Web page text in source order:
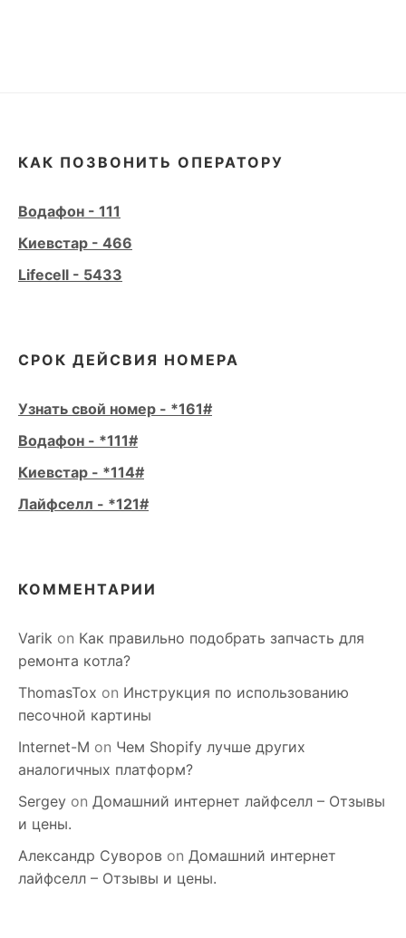
КАК ПОЗВОНИТЬ ОПЕРАТОРУ
Водафон - 111
Киевстар - 466
Lifecell - 5433
СРОК ДЕЙСВИЯ НОМЕРА
Узнать свой номер - *161#
Водафон - *111#
Киевстар - *114#
Лайфселл - *121#
КОММЕНТАРИИ
Varik on Как правильно подобрать запчасть для
ремонта котла?
ThomasTox on Инструкция по использованию
песочной картины
Internet-M on Чем Shopify лучше других
аналогичных платформ?
Sergey on Домашний интернет лайфселл – Отзывы
и цены.
Александр Суворов on Домашний интернет
лайфселл – Отзывы и цены.